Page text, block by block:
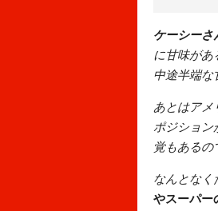
ケーシーさ
に甘味が
中途半端な
あとはアメ
ポジション
覚もあるの
なんとなく
やスーパー